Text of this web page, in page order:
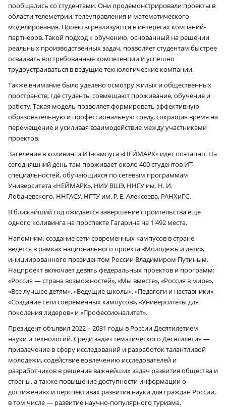
пообщались со студентами. Они продемонстрировали проекты в
области телеметрии, телеуправления и математического
моделирования. Проекты реализуются в интересах компаний-
партнеров. Такой подход к обучению, основанный на решении
реальных производственных задач, позволяет студентам быстрее
осваивать востребованные компетенции и успешно
трудоустраиваться в ведущие технологические компании.
Также внимание было уделено осмотру жилых и общественных
пространств, где студенты совмещают проживание, обучение и
работу. Такая модель позволяет формировать эффективную
образовательную и профессиональную среду, сокращая время на
перемещение и усиливая взаимодействие между участниками
проектов.
Заселение в коливинги ИТ-кампуса «НЕЙМАРК» идет поэтапно. На
сегодняшний день там проживает около 400 студентов ИТ-
специальностей, обучающихся по сетевым программам
Университета «НЕЙМАРК», НИУ ВШЭ, ННГУ им. Н. И.
Лобачевского, ННГАСУ, НГТУ им. Р. Е. Алексеева, РАНХиГС.
В ближайший год ожидается завершение строительства еще
одного коливинга на проспекте Гагарина на 1 492 места.
Напомним, создание сети современных кампусов в стране
ведется в рамках национального проекта «Молодежь и дети»,
инициированного президентом России Владимиром Путиным.
Нацпроект включает девять федеральных проектов и программ:
«Россия — страна возможностей», «Мы вместе», «Россия в мире»,
«Все лучшее детям», «Ведущие школы», «Педагоги и наставники»,
«Создание сети современных кампусов», «Университеты для
поколения лидеров» и «Профессионалитет».
Президент объявил 2022 – 2031 годы в России Десятилетием
науки и технологий. Среди задач тематического Десятилетия —
привлечение в сферу исследований и разработок талантливой
молодежи, содействие вовлечению исследователей и
разработчиков в решение важнейших задач развития общества и
страны, а также повышение доступности информации о
достижениях и перспективах развития науки для граждан России,
в том числе — развитие научно-популярного туризма.